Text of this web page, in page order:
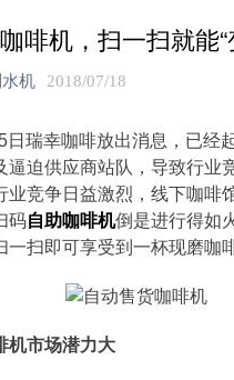
啡机，扫一扫就能
机 2018/07/18
日瑞幸咖啡放出消息，已经
逼迫供应商站队，导致行业
业竞争日益激烈，线下咖啡
码自助咖啡机倒是进行得如
一扫即可享受到一杯现磨咖
机市场潜力大